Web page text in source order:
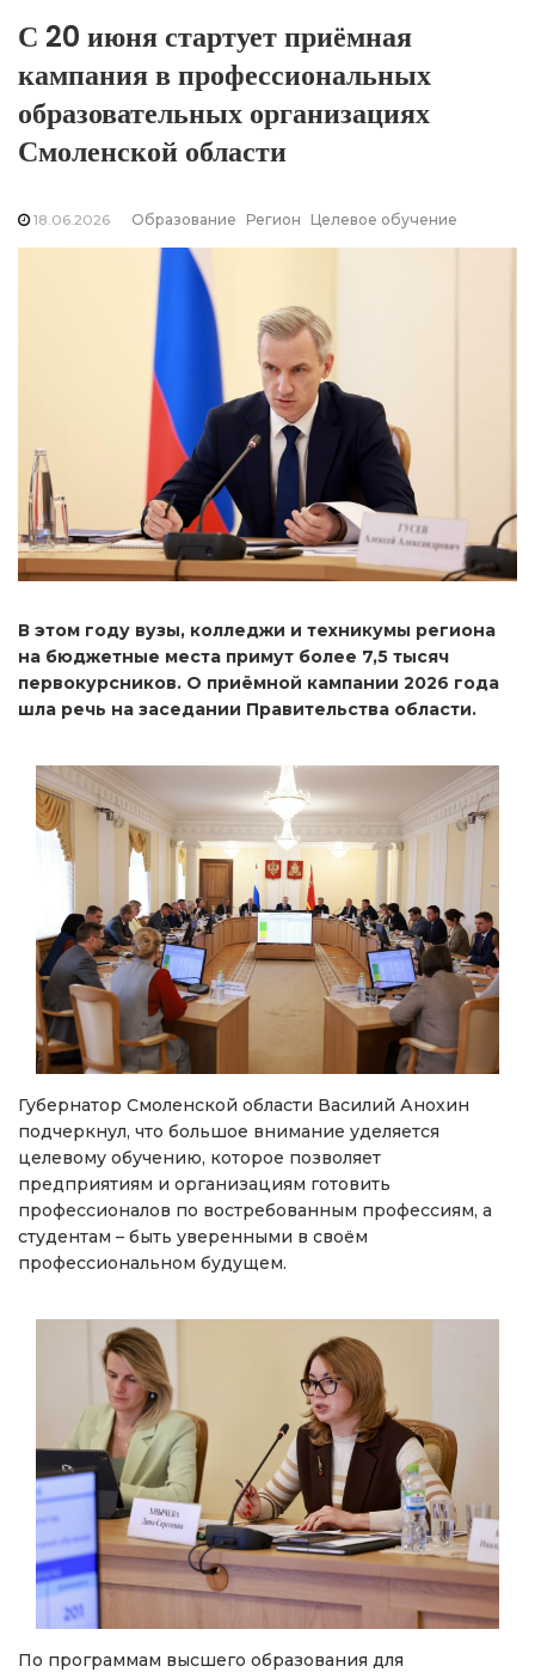
С 20 июня стартует приёмная
кампания в профессиональных
образовательных организациях
Смоленской области
18.06.2026 Образование Регион Целевое обучение
В этом году вузы, колледжи и техникумы региона
на бюджетные места примут более 7,5 тысяч
первокурсников. О приёмной кампании 2026 года
шла речь на заседании Правительства области.
Губернатор Смоленской области Василий Анохин
подчеркнул, что большое внимание уделяется
целевому обучению, которое позволяет
предприятиям и организациям готовить
профессионалов по востребованным профессиям, а
студентам – быть уверенными в своём
профессиональном будущем.
По программам высшего образования для